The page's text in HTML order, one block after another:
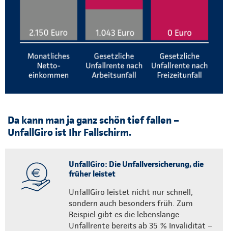
Da kann man ja ganz schön tief fallen –
UnfallGiro ist Ihr Fallschirm.
UnfallGiro: Die Unfallversicherung, die
früher leistet
UnfallGiro leistet nicht nur schnell,
sondern auch besonders früh. Zum
Beispiel gibt es die lebenslange
Unfallrente bereits ab 35 % Invalidität –